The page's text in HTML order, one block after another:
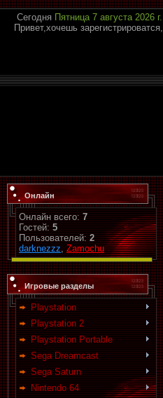
Сегодня Пятница 7 августа 2026 г.
Привет,хочешь зарегистрироватся,
Онлайн
Онлайн всего: 7
Гостей: 5
Пользователей: 2
darknezzz, Zamochu
Игровые разделы
Playstation
Playstation 2
Playstation Portable
Sega Dreamcast
Sega Saturn
Nintendo 64